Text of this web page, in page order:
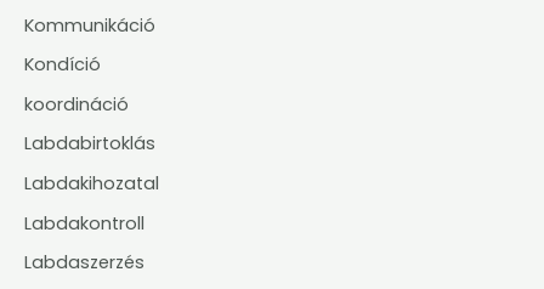
Kommunikáció
Kondíció
koordináció
Labdabirtoklás
Labdakihozatal
Labdakontroll
Labdaszerzés